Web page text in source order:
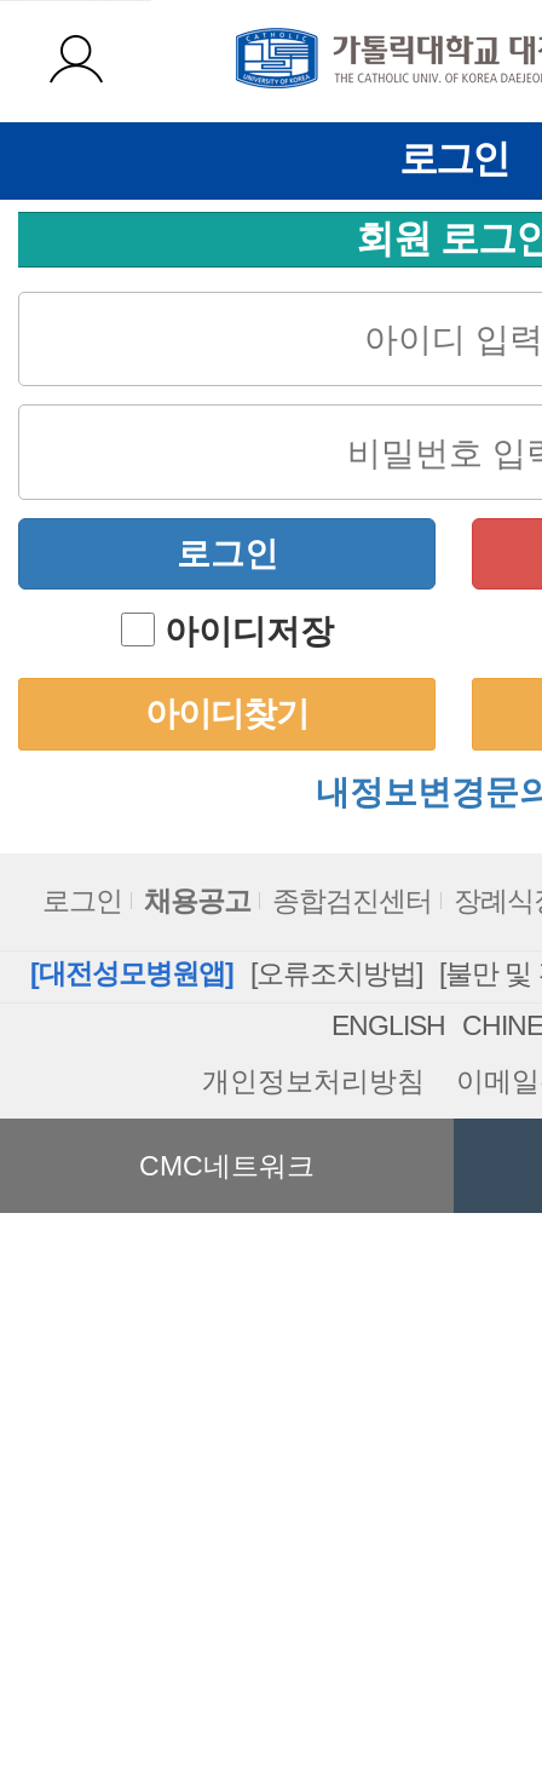
로그인
회원 로그
로그인
아이디저장
아이디찾기
내정보변경문
로그인 채용공고 종합검진센터 장례식
[대전성모병원앱] [오류조치방법] [불만 및
ENGLISH
개인정보처리방침
이메
CMC네트워크